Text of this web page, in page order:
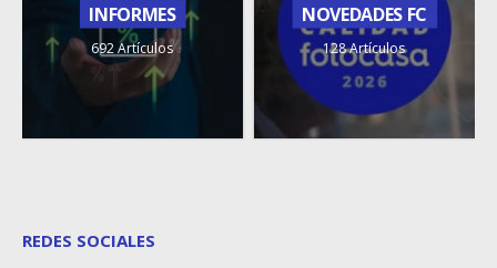
INFORMES
692 Artículos
NOVEDADES FC
128 Artículos
REDES SOCIALES